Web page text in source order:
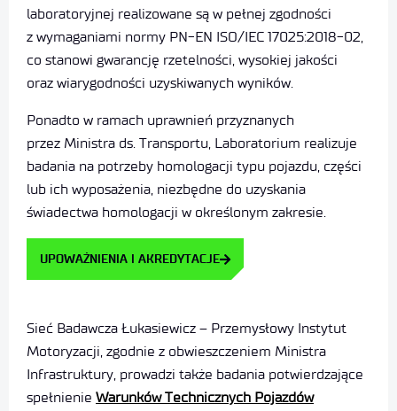
laboratoryjnej realizowane są w pełnej zgodności
z wymaganiami normy PN-EN ISO/IEC 17025:2018-02,
co stanowi gwarancję rzetelności, wysokiej jakości
oraz wiarygodności uzyskiwanych wyników.
Ponadto w ramach uprawnień przyznanych
przez Ministra ds. Transportu, Laboratorium realizuje
badania na potrzeby homologacji typu pojazdu, części
lub ich wyposażenia, niezbędne do uzyskania
świadectwa homologacji w określonym zakresie.
UPOWAŻNIENIA I AKREDYTACJE
Sieć Badawcza Łukasiewicz – Przemysłowy Instytut
Motoryzacji, zgodnie z obwieszczeniem Ministra
Infrastruktury, prowadzi także badania potwierdzające
spełnienie Warunków Technicznych Pojazdów